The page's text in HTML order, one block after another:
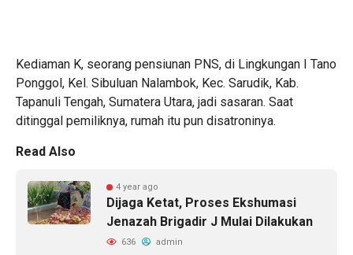
Kediaman K, seorang pensiunan PNS, di Lingkungan I Tano
Ponggol, Kel. Sibuluan Nalambok, Kec. Sarudik, Kab.
Tapanuli Tengah, Sumatera Utara, jadi sasaran. Saat
ditinggal pemiliknya, rumah itu pun disatroninya.
Read Also
4 year ago
Dijaga Ketat, Proses Ekshumasi
Jenazah Brigadir J Mulai Dilakukan
636 admin